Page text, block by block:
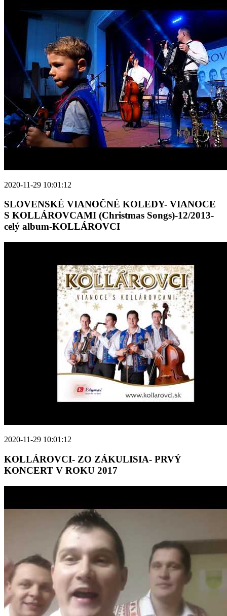
2020-11-29 10:01:12
SLOVENSKÉ VIANOČNÉ KOLEDY- VIANOCE
S KOLLÁROVCAMI (Christmas Songs)-12/2013-
celý album-KOLLÁROVCI
2020-11-29 10:01:12
KOLLÁROVCI- ZO ZÁKULISIA- PRVÝ
KONCERT V ROKU 2017